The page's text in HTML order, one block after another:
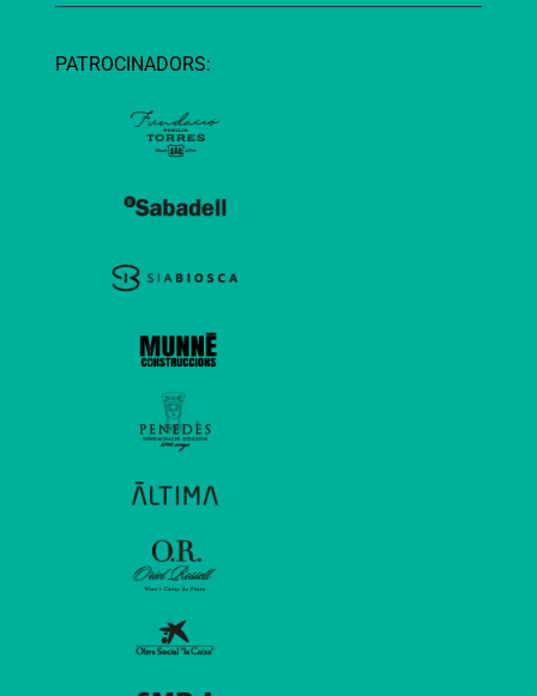
PATROCINADORS: